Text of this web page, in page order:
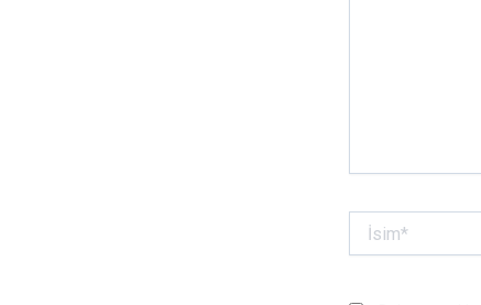
İsim*